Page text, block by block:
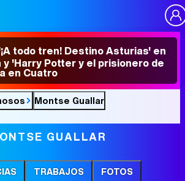
todo tren! Destino Asturias' en
'Harry Potter y el prisionero de
en Cuatro
Montse Guallar
GUALLAR
TRABAJOS FOTOS